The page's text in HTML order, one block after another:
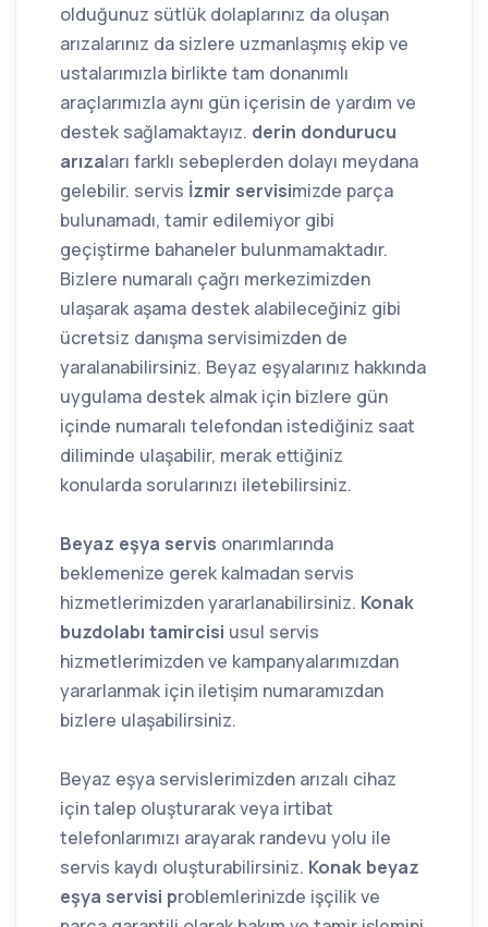
olduğunuz sütlük dolaplarınız da oluşan
arızalarınız da sizlere uzmanlaşmış ekip ve
ustalarımızla birlikte tam donanımlı
araçlarımızla aynı gün içerisin de yardım ve
destek sağlamaktayız. derin dondurucu
arızaları farklı sebeplerden dolayı meydana
gelebilir. servis İzmir servisimizde parça
bulunamadı, tamir edilemiyor gibi
geçiştirme bahaneler bulunmamaktadır.
Bizlere numaralı çağrı merkezimizden
ulaşarak aşama destek alabileceğiniz gibi
ücretsiz danışma servisimizden de
yaralanabilirsiniz. Beyaz eşyalarınız hakkında
uygulama destek almak için bizlere gün
içinde numaralı telefondan istediğiniz saat
diliminde ulaşabilir, merak ettiğiniz
konularda sorularınızı iletebilirsiniz.
Beyaz eşya servis onarımlarında
beklemenize gerek kalmadan servis
hizmetlerimizden yararlanabilirsiniz. Konak
buzdolabı tamircisi usul servis
hizmetlerimizden ve kampanyalarımızdan
yararlanmak için iletişim numaramızdan
bizlere ulaşabilirsiniz.
Beyaz eşya servislerimizden arızalı cihaz
için talep oluşturarak veya irtibat
telefonlarımızı arayarak randevu yolu ile
servis kaydı oluşturabilirsiniz. Konak beyaz
eşya servisi problemlerinizde işçilik ve